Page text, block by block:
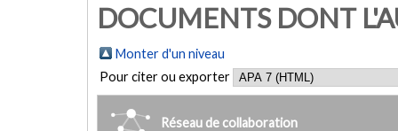
DOCUMENTS DONT
Monter d'un niveau
Pour citer ou exporter
Réseau de collaboration